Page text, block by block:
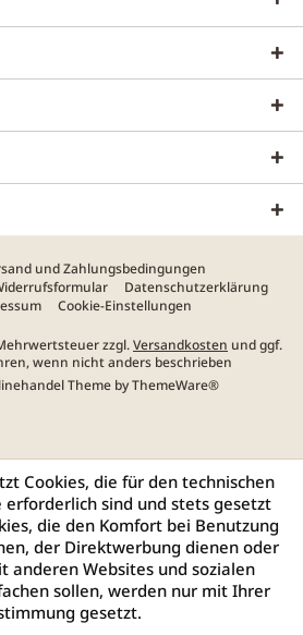
und Zahlungsbedingungen
Datenschutzerklärung
Cookie-Einstellungen
zzgl.Versandkosten und ggf.
wenn nicht anders beschrieben
Theme byThemeWare®
Cookies, die für den technischen
erforderlich sind und stets gesetzt
die den Komfort bei Benutzung
der Direktwerbung dienen oder
anderen Websites und sozialen
sollen, werden nur mit Ihrer
gesetzt.